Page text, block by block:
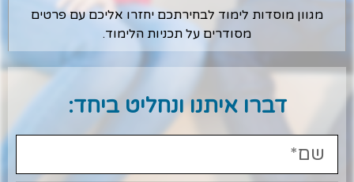
מגוון מוסדות לימוד לבחירתכם יחזרו אליכם עם פרטים
מסודרים על תכניות הלימוד.
דברו איתנו ונחליט ביחד: